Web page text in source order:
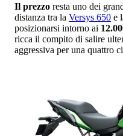
Il prezzo resta uno dei
distanza tra la Versys 650 e
posizionarsi intorno ai
ricca il compito di salire
aggressiva per una quattro